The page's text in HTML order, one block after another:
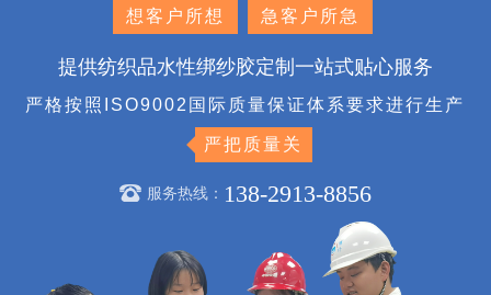
想客户所想 急客户所急
提供纺织品水性绑纱胶定制一站式贴心服务
严格按照ISO9002国际质量保证体系要求进行生产
严把质量关
服务热线： 138-2913-8856